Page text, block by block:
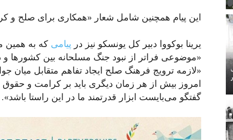
این پیام همچنین شامل شعار «همکاری برای صلح و
یرینا بوکووا دبیر کل یونسکو نیز در پیامی که به همین
«موضوعی فراتر از نبود جنگ مسلحانه بین کشورها
«لازمه ترویج فرهنگ صلح ایجاد تفاهم متقابل میان
امروز بیش از هر زمان دیگری باید بر کرامت و
گفتگو می‌بایست ابزار قدرتمند ما در این راستا باشد».